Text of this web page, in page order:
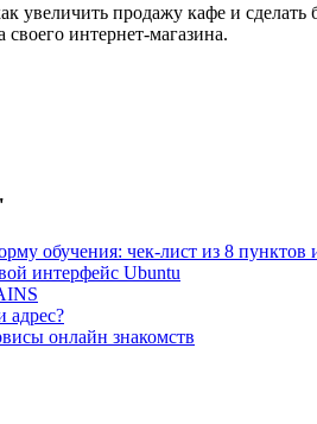
увеличить продажу кафе и
своего интернет-магазина.
обучения: чек-лист из 8 пунктов
интерфейс Ubuntu
адрес?
онлайн знакомств